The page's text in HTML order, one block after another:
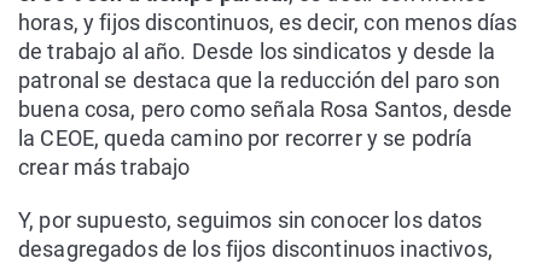
horas, y fijos discontinuos, es decir, con menos días
de trabajo al año. Desde los sindicatos y desde la
patronal se destaca que la reducción del paro son
buena cosa, pero como señala Rosa Santos, desde
la CEOE, queda camino por recorrer y se podría
crear más trabajo
Y, por supuesto, seguimos sin conocer los datos
desagregados de los fijos discontinuos inactivos,